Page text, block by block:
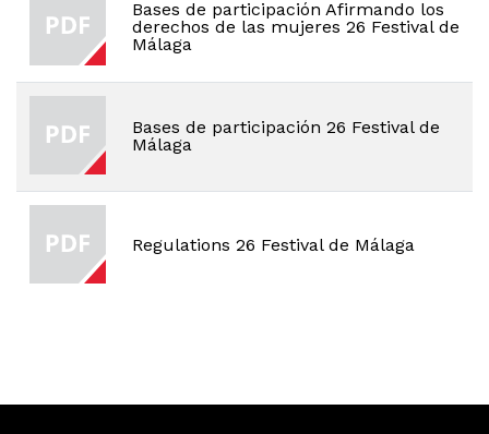
Bases de participación Afirmando los
derechos de las mujeres 26 Festival de
Málaga
Bases de participación 26 Festival de
Málaga
Regulations 26 Festival de Málaga